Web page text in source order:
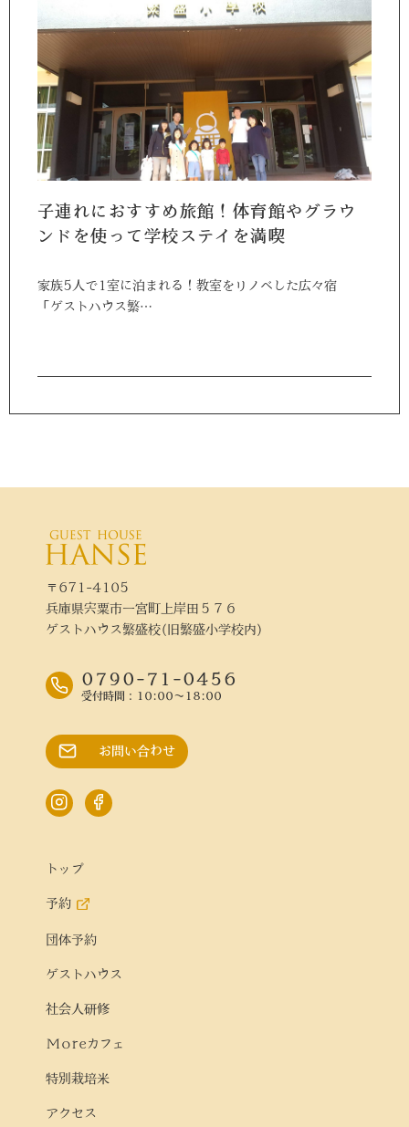
子連れにおすすめ旅館！体育館やグラウ
ンドを使って学校ステイを満喫
家族5人で1室に泊まれる！教室をリノベした広々宿
「ゲストハウス繁…
〒671-4105
兵庫県宍粟市一宮町上岸田５７６
ゲストハウス繁盛校(旧繁盛小学校内)
0790-71-0456
受付時間：10:00～18:00
お問い合わせ
トップ
予約
団体予約
ゲストハウス
社会人研修
Moreカフェ
特別栽培米
アクセス